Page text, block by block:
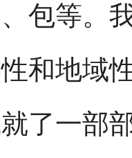
包等。
和地域
了一部